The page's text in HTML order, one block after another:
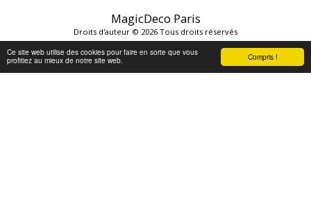
Compris !
Ce site web utilise des cookies pour faire en sorte que vous
profitiez au mieux de notre site web.
MagicDeco Paris
Droits d'auteur © 2026 Tous droits réservés
Politique de
Confidentialité| Accessibilité